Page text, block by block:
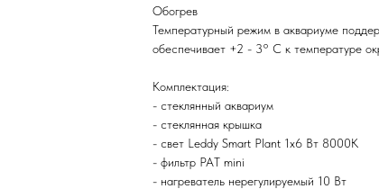
Обогрев
Температурный режим в аквариуме
обеспечивает +2 - 3° С к температуре
Комплектация:
- стеклянный аквариум
- стеклянная крышка
- свет Leddy Smart Plant 1х6 Вт 8000К
- фильтр PAT mini
- нагреватель нерегулируемый 10 Вт